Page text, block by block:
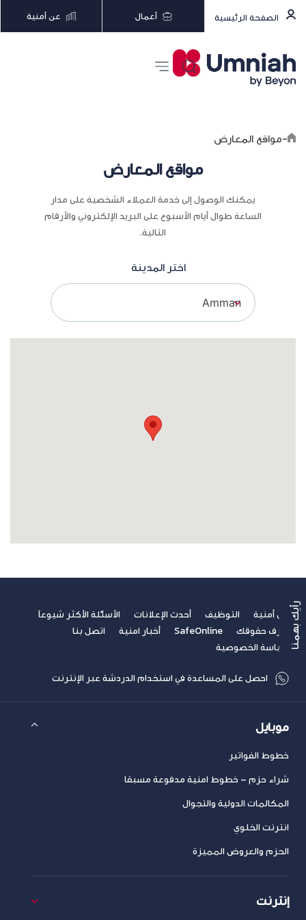
الصفحة الرئيسية أعمال عن أمنية
-مواقع المعارض
مواقع المعارض
يمكنك الوصول إلى خدمة العملاء الشخصية على مدار
الساعة طوال أيام الأسبوع على البريد الإلكتروني والأرقام
التالية.
اختر المدينة
عن أمنية التوظيف أحدث الإعلانات
الأسئلة الأكثر شيوعاً
اعرف حقوقك
SafeOnline أخبار امنية
اتصل بنا
سياسة الخصوصية
احصل على المساعدة في استخدام الدردشة عبر الإنترنت
موبايل
خطوط الفواتير
شراء حزم – خطوط امنية مدفوعة مسبقا
المكالمات الدولية والتجوال
انترنت الخلوي
الحزم والعروض المميزة
إنترنت
رأيك بهمنا